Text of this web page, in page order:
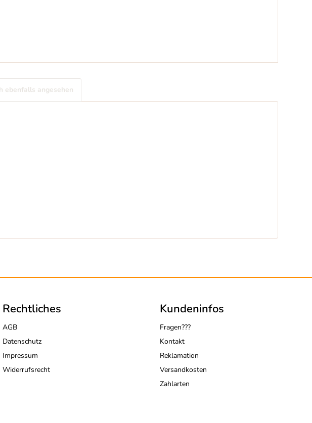
ebenfalls angesehen
Rechtliches
AGB
Datenschutz
Impressum
Widerrufsrecht
Kundeninfos
Fragen???
Kontakt
Reklamation
Versandkosten
Zahlarten